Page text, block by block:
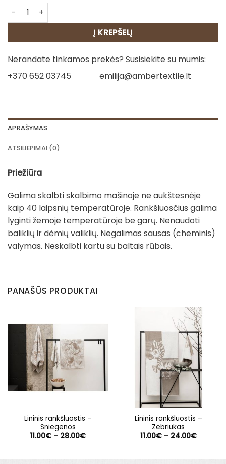
produkto kiekis: Medv. rankšluostis - Šnauceris
Į KREPŠELĮ
Nerandate tinkamos prekės? Susisiekite su mumis:
+370 652 03745
emilija@ambertextile.lt
APRAŠYMAS
ATSILIEPIMAI (0)
Priežiūra
Galima skalbti skalbimo mašinoje ne aukštesnėje
kaip 40 laipsnių temperatūroje. Rankšluosčius galima
lyginti žemoje temperatūroje be garų. Nenaudoti
baliklių ir dėmių valiklių. Negalimas sausas (cheminis)
valymas. Neskalbti kartu su baltais rūbais.
PANAŠŪS PRODUKTAI
Lininis rankšluostis –
Sniegenos
11.00€ – 28.00€Price
Lininis rankšluostis –
Zebriukas
11.00€ – 24.00€Price